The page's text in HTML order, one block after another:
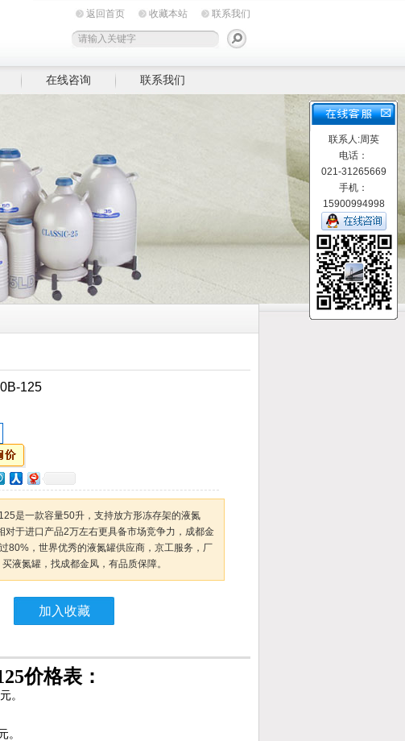
返回首页 收藏本站 联系我们
在线咨询 联系我们
125
是一款容量50升，支持放方形冻存架的液氮
对于进口产品2万左右更具备市场竞争力，成都金
80%，世界优秀的液氮罐供应商，京工服务，厂
液氮罐，找成都金凤，有品质保障。
加入收藏
价格表：
。
。
联系人:周英
电话：
021-31265669
手机：
15900994998